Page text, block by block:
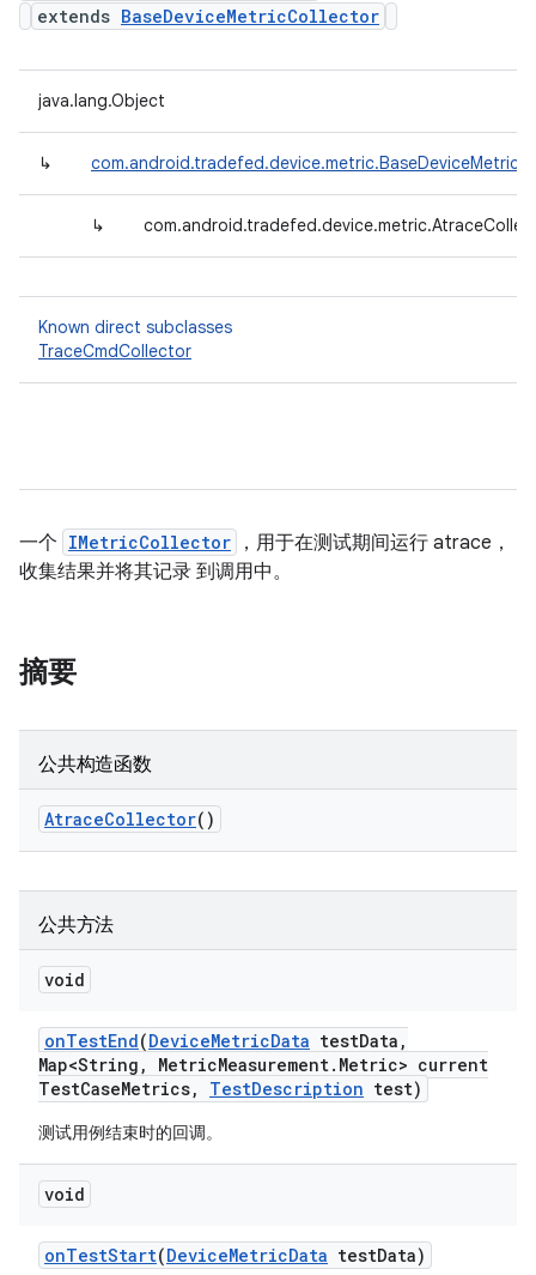
extends BaseDeviceMetricCollector
java.lang.Object
↳
↳
Known direct subclasses
TraceCmdCollector
一个 IMetricCollector
，用于在测试期间运行 atrace，
收集结果并将其记录 到调用中。
摘要
公共构造函数
AtraceCollector()
公共方法
void
onTestEnd(DeviceMetricData testData ,
Map<String , MetricMeasurement. Metric> current
TestCaseMetrics, TestDescription test)
测试用例结束时的回调。
void
onTestStart(DeviceMetricData testData)